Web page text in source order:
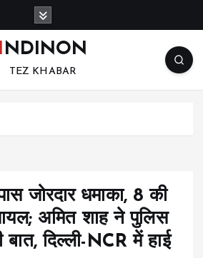
INDINON
TEZ KHABAR
जोरदार धमाका, 8 की
अमित शाह ने पुलिस
दिल्ली-NCR में हाई